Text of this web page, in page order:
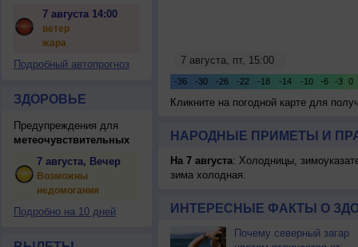
7 августа 14:00
ветер
жара
Подробный автопрогноз
ЗДОРОВЬЕ
Предупреждения для
метеочувствительных
7 августа, Вечер
Возможны
недомогания
Подробно на 10 дней
Кликните на погодной карте для
НАРОДНЫЕ ПРИМЕТЫ И
На 7 августа: Холодницы,
зима холодная.
ИНТЕРЕСНЫЕ ФАКТЫ О
Почему северный загар